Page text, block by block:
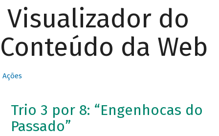
Visualizador do
Conteúdo da Web
Ações
Trio 3 por 8: “Engenhocas do
Passado”